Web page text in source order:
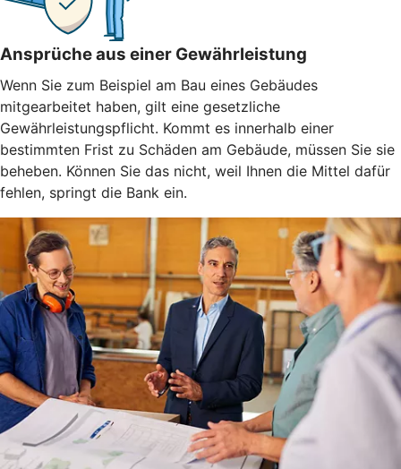
Ansprüche aus einer Gewährleistung
Wenn Sie zum Beispiel am Bau eines Gebäudes
mitgearbeitet haben, gilt eine gesetzliche
Gewährleistungspflicht. Kommt es innerhalb einer
bestimmten Frist zu Schäden am Gebäude, müssen Sie sie
beheben. Können Sie das nicht, weil Ihnen die Mittel dafür
fehlen, springt die Bank ein.